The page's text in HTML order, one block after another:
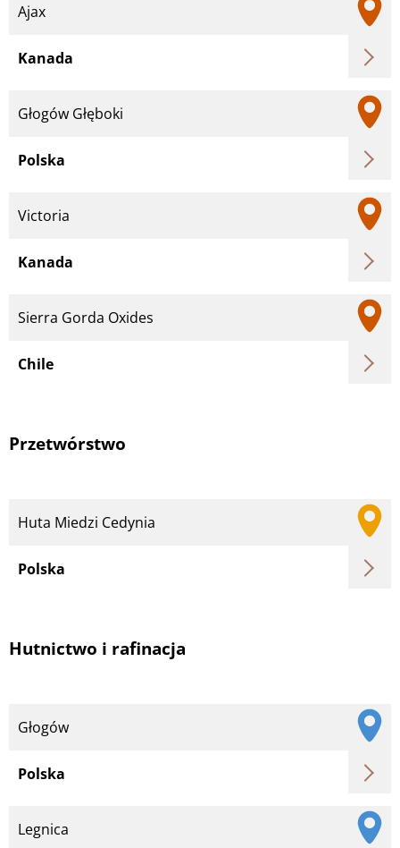
Ajax
Kanada
Głogów Głęboki
Polska
Victoria
Kanada
Sierra Gorda Oxides
Chile
Przetwórstwo
Huta Miedzi Cedynia
Polska
Hutnictwo i rafinacja
Głogów
Polska
Legnica